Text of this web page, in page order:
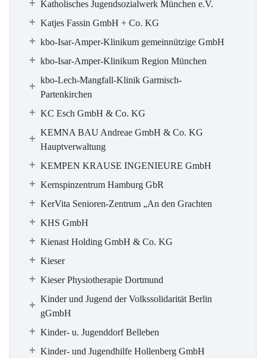
Katholisches Jugendsozialwerk München e.V.
Katjes Fassin GmbH + Co. KG
kbo-Isar-Amper-Klinikum gemeinnützige GmbH
kbo-Isar-Amper-Klinikum Region München
kbo-Lech-Mangfall-Klinik Garmisch-
Partenkirchen
KC Esch GmbH & Co. KG
KEMNA BAU Andreae GmbH & Co. KG
Hauptverwaltung
KEMPEN KRAUSE INGENIEURE GmbH
Kernspinzentrum Hamburg GbR
KerVita Senioren-Zentrum „An den Grachten
KHS GmbH
Kienast Holding GmbH & Co. KG
Kieser
Kieser Physiotherapie Dortmund
Kinder und Jugend der Volkssolidarität Berlin
gGmbH
Kinder- u. Jugenddorf Belleben
Kinder- und Jugendhilfe Hollenberg GmbH